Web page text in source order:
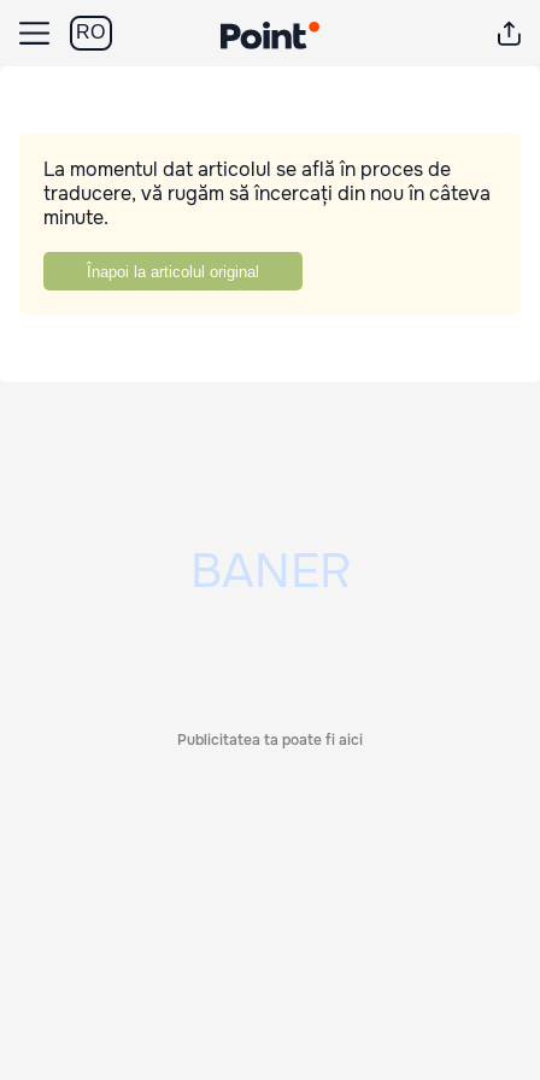
RO
La momentul dat articolul se află în proces de
traducere, vă rugăm să încercați din nou în câteva
minute.
Înapoi la articolul original
Publicitatea ta poate fi aici